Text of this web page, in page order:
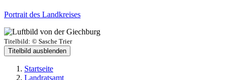
Portrait des Landkreises
Titelbild: © Sasche Trier
Titelbild ausblenden
Startseite
Landratsamt